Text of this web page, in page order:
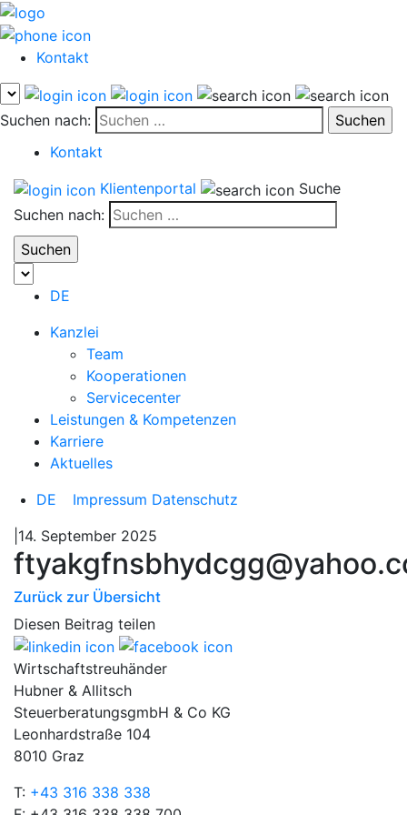
Kontakt
Suchen nach:
Kontakt
Klientenportal
Suche
Suchen nach:
DE
Kanzlei
Team
Kooperationen
Servicecenter
Leistungen & Kompetenzen
Karriere
Aktuelles
DE
Impressum Datenschutz
|14. September 2025
Zurück zur Übersicht
Diesen Beitrag teilen
Wirtschaftstreuhänder
Hubner & Allitsch
SteuerberatungsgmbH & Co KG
Leonhardstraße 104
8010 Graz
T: +43 316 338 338